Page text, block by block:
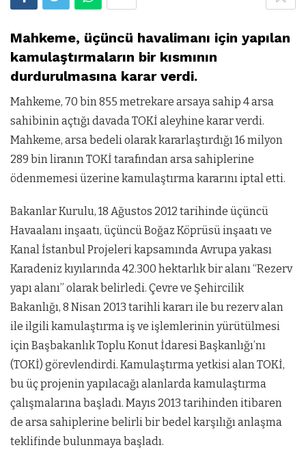
Mahkeme, üçüncü havalimanı için yapılan
kamulaştırmaların bir kısmının
durdurulmasına karar verdi.
Mahkeme, 70 bin 855 metrekare arsaya sahip 4 arsa
sahibinin açtığı davada TOKİ aleyhine karar verdi.
Mahkeme, arsa bedeli olarak kararlaştırdığı 16 milyon
289 bin liranın TOKİ tarafından arsa sahiplerine
ödenmemesi üzerine kamulaştırma kararını iptal etti.
Bakanlar Kurulu, 18 Ağustos 2012 tarihinde üçüncü
Havaalanı inşaatı, üçüncü Boğaz Köprüsü inşaatı ve
Kanal İstanbul Projeleri kapsamında Avrupa yakası
Karadeniz kıyılarında 42.300 hektarlık bir alanı “Rezerv
yapı alanı” olarak belirledi. Çevre ve Şehircilik
Bakanlığı, 8 Nisan 2013 tarihli kararı ile bu rezerv alan
ile ilgili kamulaştırma iş ve işlemlerinin yürütülmesi
için Başbakanlık Toplu Konut İdaresi Başkanlığı’nı
(TOKİ) görevlendirdi. Kamulaştırma yetkisi alan TOKİ,
bu üç projenin yapılacağı alanlarda kamulaştırma
çalışmalarına başladı. Mayıs 2013 tarihinden itibaren
de arsa sahiplerine belirli bir bedel karşılığı anlaşma
teklifinde bulunmaya başladı.